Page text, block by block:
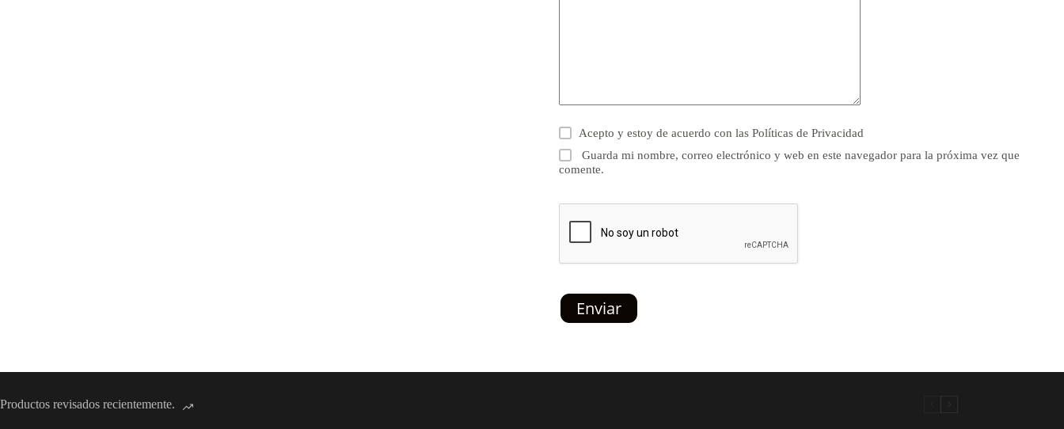
Acepto y estoy de acuerdo con las Políticas de Privacidad
Guarda mi nombre, correo electrónico y web en este navegador para la próxima vez que
comente.
Enviar
Productos revisados recientemente.